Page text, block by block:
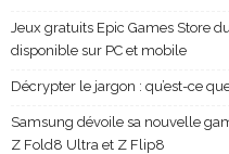
Jeux gratuits Epic Games Store
disponible sur PC et mobile
Décrypter le jargon : qu’est-ce
Samsung dévoile sa nouvelle
Z Fold8 Ultra et Z Flip8